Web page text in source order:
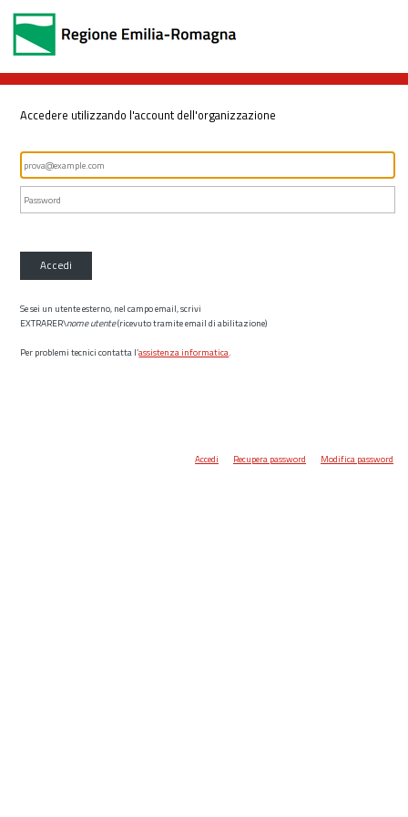
Accedere utilizzando l'account dell'organizzazione
Accedi
Se sei un utente esterno, nel campo email, scrivi
EXTRARER\nome utente(ricevuto tramite email di abilitazione)
Per problemi tecnici contatta l’assistenza informatica.
Accedi Recupera password Modifica password